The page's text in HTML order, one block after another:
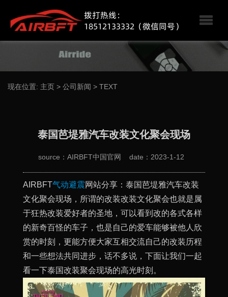
现在位置: 主页 > 公司新闻 > TEXT
泰国芭堤雅汽车改装文化聚会现场
source：AIRBFT中国官网 date：2023-1-12
AIRBFT气动避震网站分享：泰国芭堤雅汽车改装
文化聚会现场，所谓的改装改装文化聚会也就是属
于狂热改装爱好者的圣地，可以看到改的各式各样
的新奇百怪的车子，也是自己的爱车能够被他人欣
赏的时刻，更能方便大家互相交流自己的改装历程
和一些想法共同进步，话不多说，下面让我们一起
看一下泰国改装聚会现场的高光时刻。